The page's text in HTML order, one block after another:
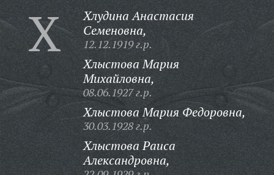
Х
Хлудина Анастасия
Семеновна,
12.12.1919 г.р.
Хлыстова Мария
Михайловна,
08.06.1927 г.р.
Хлыстова Мария Федоровна,
30.03.1928 г.р.
Хлыстова Раиса
Александровна,